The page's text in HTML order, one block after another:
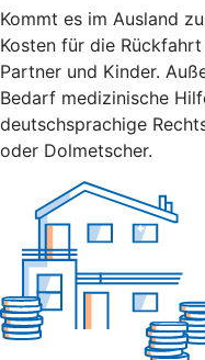
Kommt es im Ausland
Kosten für die
Partner und Kinder.
Bedarf medizinische
deutschsprachige
oder Dolmetscher.